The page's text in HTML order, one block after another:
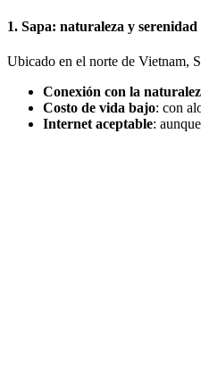
1. Sapa: naturaleza y serenidad
Ubicado en el norte de Vietnam,
Conexión con la
Costo de vida bajo: con
Internet aceptable: